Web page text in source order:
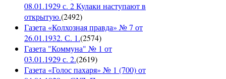
08.01.1929 с. 2 Кулаки наступают в
открытую.(2492)
Газета «Колхозная правда» № 7 от
26.01.1932. С. 1.(2574)
Газета "Коммуна" № 1 от
03.01.1929 с. 2.(2619)
Газета «Голос пахаря» № 1 (700) от